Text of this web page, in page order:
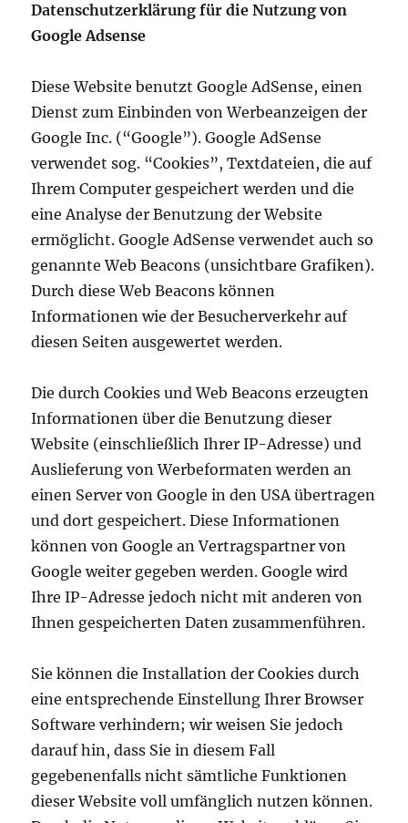
Datenschutzerklärung für die Nutzung von
Google Adsense
Diese Website benutzt Google AdSense, einen
Dienst zum Einbinden von Werbeanzeigen der
Google Inc. (“Google”). Google AdSense
verwendet sog. “Cookies”, Textdateien, die auf
Ihrem Computer gespeichert werden und die
eine Analyse der Benutzung der Website
ermöglicht. Google AdSense verwendet auch so
genannte Web Beacons (unsichtbare Grafiken).
Durch diese Web Beacons können
Informationen wie der Besucherverkehr auf
diesen Seiten ausgewertet werden.
Die durch Cookies und Web Beacons erzeugten
Informationen über die Benutzung dieser
Website (einschließlich Ihrer IP-Adresse) und
Auslieferung von Werbeformaten werden an
einen Server von Google in den USA übertragen
und dort gespeichert. Diese Informationen
können von Google an Vertragspartner von
Google weiter gegeben werden. Google wird
Ihre IP-Adresse jedoch nicht mit anderen von
Ihnen gespeicherten Daten zusammenführen.
Sie können die Installation der Cookies durch
eine entsprechende Einstellung Ihrer Browser
Software verhindern; wir weisen Sie jedoch
darauf hin, dass Sie in diesem Fall
gegebenenfalls nicht sämtliche Funktionen
dieser Website voll umfänglich nutzen können.